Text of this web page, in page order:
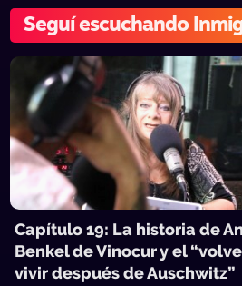
Seguí escuchando
Capítulo 19: La historia de
Benkel de Vinocur y el
vivir después de Auschwitz”